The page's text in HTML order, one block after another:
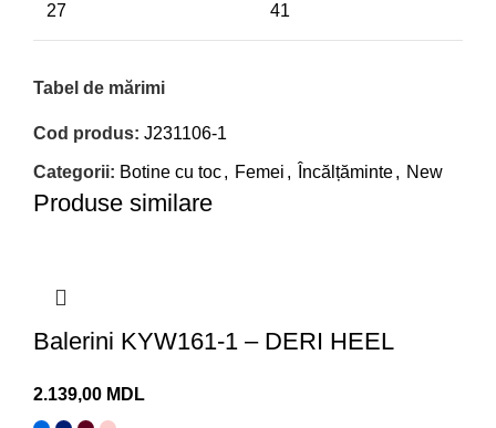
27 41
Tabel de mărimi
Cod produs: J231106-1
Categorii: Botine cu toc, Femei , Încălțăminte, New
Produse similare
Balerini KYW161-1 – DERI HEEL
MDL